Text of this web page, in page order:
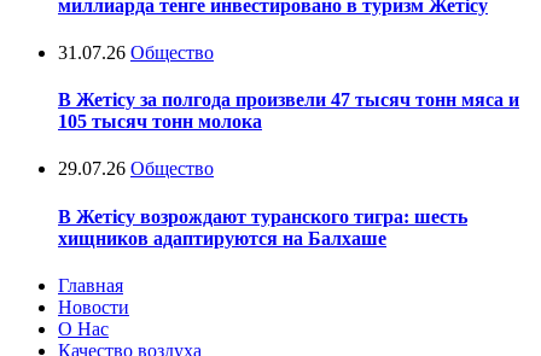
миллиарда тенге инвестировано в туризм Жетісу
31.07.26 Общество
В Жетісу за полгода произвели 47 тысяч тонн мяса и
105 тысяч тонн молока
29.07.26 Общество
В Жетісу возрождают туранского тигра: шесть
хищников адаптируются на Балхаше
Главная
Новости
О Нас
Качество воздуха